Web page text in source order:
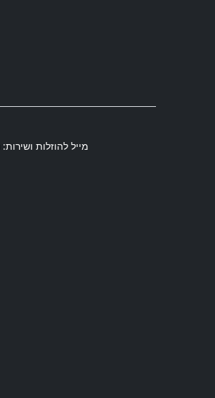
מייל להוזלות ושירות: